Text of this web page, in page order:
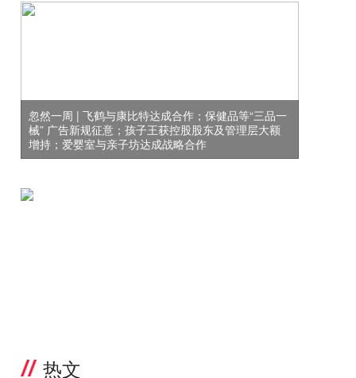
忽然一周 | 飞鹤与康比特达成合作；保健品等“三品一
械” 广告新规征意；孩子王获控股股东及管理层大额
增持；爱婴室与亲子坊达成战略合作
热文